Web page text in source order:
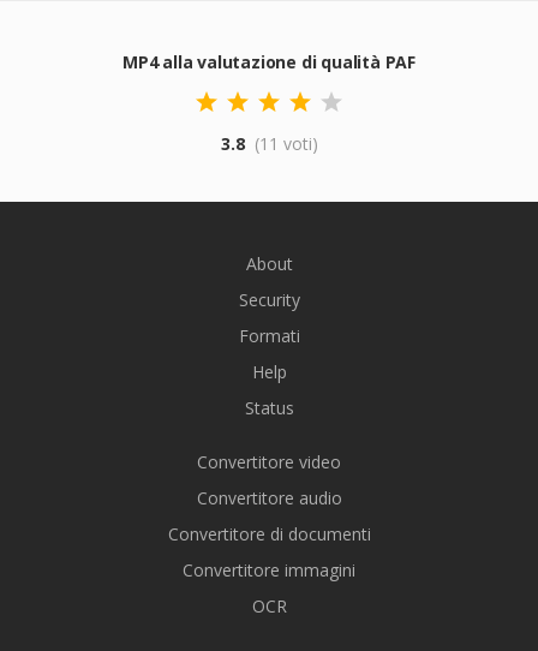
MP4 alla valutazione di qualità PAF
3.8 (11 voti)
About
Security
Formati
Help
Status
Convertitore video
Convertitore audio
Convertitore di documenti
Convertitore immagini
OCR